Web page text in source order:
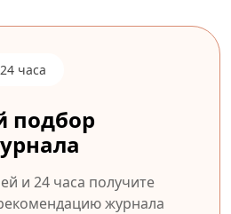
24 часа
подбор
и 24 часа получите
журнала